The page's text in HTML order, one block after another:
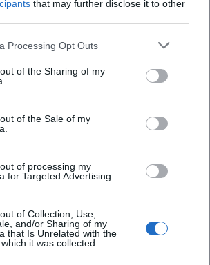
that may further disclose it to other
Processing Opt Outs
of the Sharing of my
of the Sale of my
of processing my
for Targeted Advertising.
of Collection, Use,
and/or Sharing of my
that Is Unrelated with the
it was collected.
Fragen